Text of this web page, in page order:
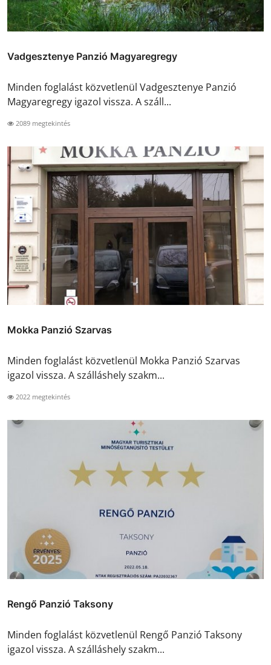
Vadgesztenye Panzió Magyaregregy
Minden foglalást közvetlenül Vadgesztenye Panzió
Magyaregregy igazol vissza. A száll...
2089 megtekintés
Mokka Panzió Szarvas
Minden foglalást közvetlenül Mokka Panzió Szarvas
igazol vissza. A szálláshely szakm...
2022 megtekintés
Rengő Panzió Taksony
Minden foglalást közvetlenül Rengő Panzió Taksony
igazol vissza. A szálláshely szakm...